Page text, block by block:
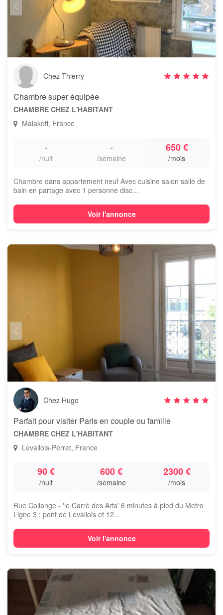
Chez Thierry
Chambre super équipée
CHAMBRE CHEZ L'HABITANT
Malakoff, France
-
/nuit
-
/semaine
650 €
/mois
Chambre dans appartement neuf Avec cuisine salon salle de
bain en partage avec 1 personne disc...
Voir l'annonce
Chez Hugo
Parfait pour visiter Paris en couple ou famille
CHAMBRE CHEZ L'HABITANT
Levallois-Perret, France
90 €
/nuit
600 €
/semaine
2300 €
/mois
Rue Collange - 'le Carré des Arts' 6 minutes à pied du Metro
Ligne 3 : pont de Levallois et 12...
Voir l'annonce